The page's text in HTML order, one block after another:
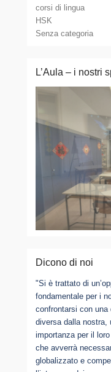
corsi di lingua
HSK
Senza categoria
L’Aula – i nostri
Dicono di noi
"Si è trattato di
fondamentale per i
confrontarsi con
diversa dalla nostra,
importanza per il
che avverrà
globalizzato e